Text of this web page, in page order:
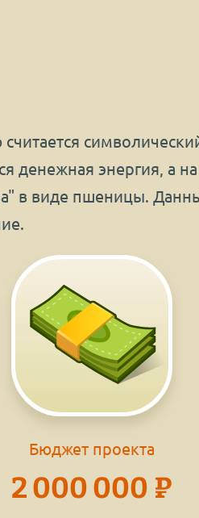
денежная энергия, а на
в виде пшеницы.
Бюджет проекта
2 000 000 ₽